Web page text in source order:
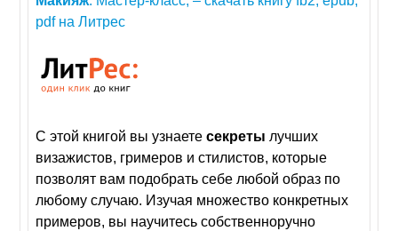
pdf на Литрес
С этой книгой вы узнаетесекреты лучших
визажистов, гримеров и стилистов, которые
позволят вам подобрать себе любой образ по
любому случаю. Изучая множество конкретных
примеров, вы научитесь собственноручно